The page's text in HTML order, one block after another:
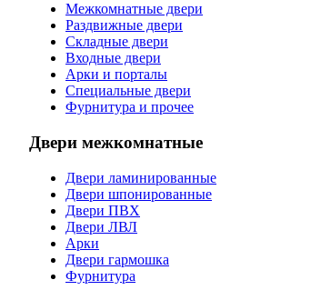
Межкомнатные двери
Раздвижные двери
Складные двери
Входные двери
Арки и порталы
Специальные двери
Фурнитура и прочее
Двери межкомнатные
Двери ламинированные
Двери шпонированные
Двери ПВХ
Двери ЛВЛ
Арки
Двери гармошка
Фурнитура